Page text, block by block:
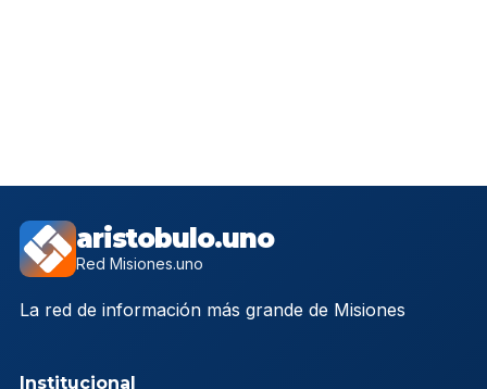
aristobulo.uno
Red Misiones.uno
La red de información más grande de Misiones
Institucional